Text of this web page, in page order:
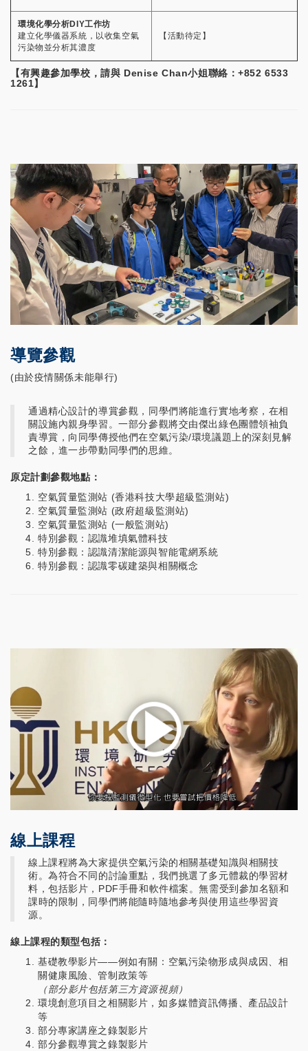
環境化學分析DIY工作坊
建立化學儀器系統，以收集空氣
污染物並分析其濃度
【活動待定】
【有興趣參加學校，請與 Denise Chan小姐聯絡：+852 6533
1261】
導覽參觀
(由於疫情關係未能舉行)
通過精心設計的導賞參觀，同學們將能進行實地考察，在相
關設施內親身學習。一部分參觀將交由傑出綠色團體領袖負
責導賞，向同學傳授他們在空氣污染/環境議題上的深刻見解
之餘，進一步帶動同學們的思維。
原定計劃參觀地點：
空氣質量監測站 (香港科技大學超級監測站)
空氣質量監測站 (政府超級監測站)
空氣質量監測站 (一般監測站)
特別參觀：認識堆填氣體科技
特別參觀：認識清潔能源與智能電網系統
特別參觀：認識零碳建築與相關概念
線上課程
線上課程將為大家提供空氣污染的相關基礎知識與相關技
術。為符合不同的討論重點，我們挑選了多元體裁的學習材
料，包括影片，PDF手冊和軟件檔案。無需受到參加名額和
課時的限制，同學們將能隨時隨地參考與使用這些學習資
源。
線上課程的類型包括：
基礎教學影片——例如有關：空氣污染物形成與成因、相
關健康風險、管制政策等
（部分影片包括第三方資源視頻）
環境創意項目之相關影片，如多媒體資訊傳播、產品設計
等
部分專家講座之錄製影片
部分參觀導賞之錄製影片